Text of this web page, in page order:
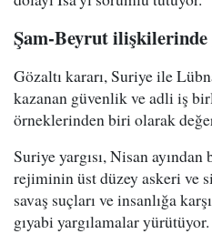
Şam-Beyrut ilişkilerinde
Gözaltı kararı, Suriye ile
kazanan güvenlik ve adli iş
örneklerinden biri olarak
Suriye yargısı, Nisan
rejiminin üst düzey askeri ve
savaş suçları ve insanlığa
gıyabi yargılamalar yürütüyor.